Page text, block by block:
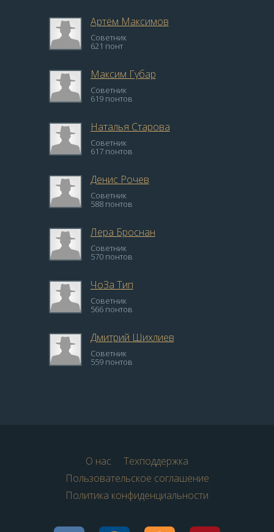
Артём Максимов
Советник
621 понт
Максим Губар
Советник
619 понтов
Наталья Старова
Советник
617 понтов
Денис Рочев
Советник
588 понтов
Лера Броснан
Советник
570 понтов
ЧоЗа Тип
Советник
566 понтов
Дмитрий Шихлиев
Советник
559 понтов
О нас
Техподдержка
Пользовательское соглашение
Политика конфиденциальности